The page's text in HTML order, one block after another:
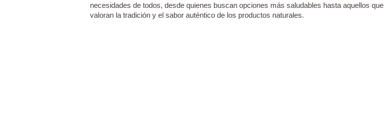
necesidades de todos, desde quienes buscan opciones más saludables hasta aquellos que
valoran la tradición y el sabor auténtico de los productos naturales.